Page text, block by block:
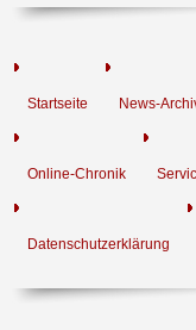
Startseite News-
Online-Chronik
Datenschutzerklärung